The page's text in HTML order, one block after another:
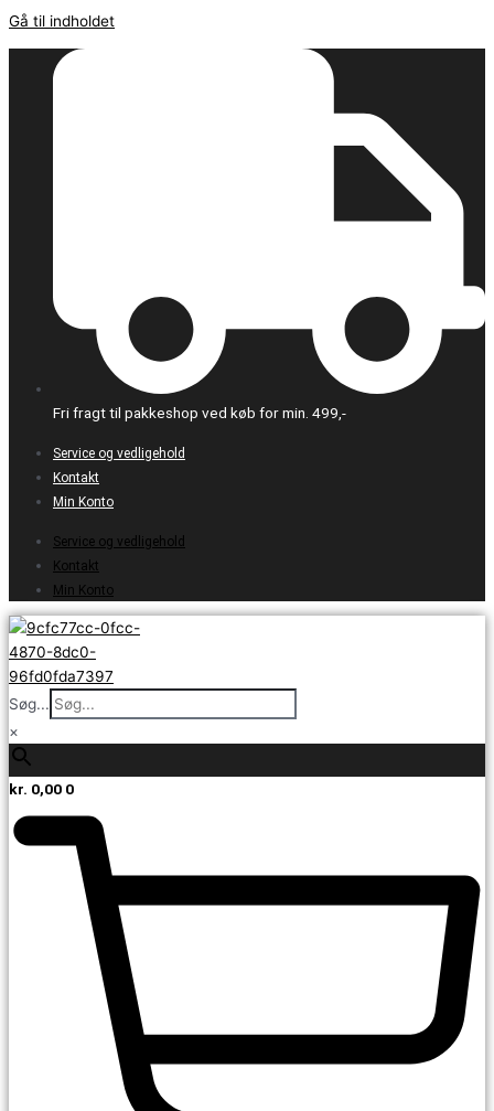
Gå til indholdet
Fri fragt til pakkeshop ved køb for min. 499,-
Service og vedligehold
Kontakt
Min Konto
Service og vedligehold
Kontakt
Min Konto
Søg...
×
kr. 0,00 0